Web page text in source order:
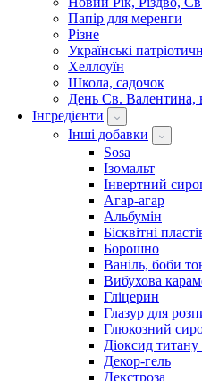
Папір для меренги
Різне
Українські
Хеллоуїн
Школа, садочок
День Св. Валентина,
Інгредієнти
Інші добавки
Sosa
Ізомальт
Інвертний
Агар-агар
Альбумін
Бісквітні
Борошно
Ваніль, боби
Вибухова
Гліцерин
Глазур для
Глюкозний
Діоксид титану
Декор-гель
Декстроза